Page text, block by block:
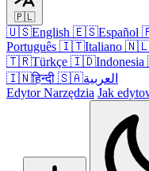
🇵🇱
🇺🇸English 🇪🇸Español
Português 🇮🇹Italiano
🇹🇷Türkçe 🇮🇩Indonesia
🇮🇳हिन्दी 🇸🇦العربية
EdytorNarzędzia Jak